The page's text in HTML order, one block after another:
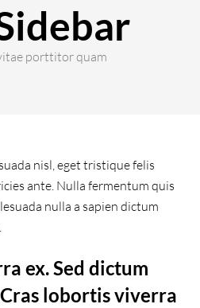
porttitor quam
nisl, eget tristique felis
ante. Nulla fermentum quis
nulla a sapien dictum
ex. Sed dictum
lobortis viverra